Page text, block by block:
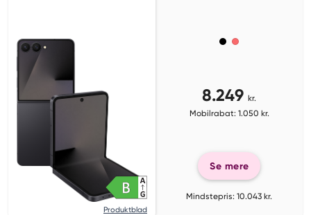
Produktblad
8.249 kr.
Mobilrabat: 1.050 kr.
Se mere
Mindstepris: 10.043 kr.